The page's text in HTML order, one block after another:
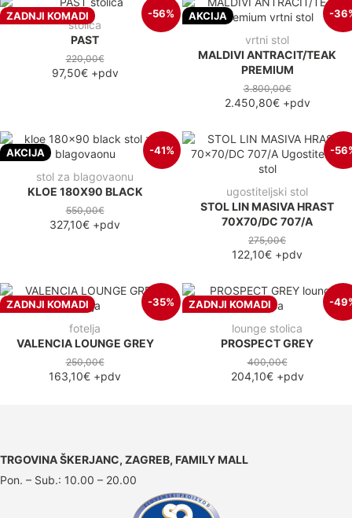
ZADNJI KOMADI -56%
stolica
PAST
220,00€
97,50€+pdv
AKCIJA -
vrtni stol
MALDIVI ANTRACIT/TEAK
PREMIUM
3.800,00€
2.450,80€+pdv
AKCIJA -41%
stol za blagovaonu
KLOE 180X90 BLACK
550,00€
327,10€ +pdv
-
ugostiteljski stol
STOL LIN MASIVA HRAST
70X70/DC 707/A
275,00€
122,10€ +pdv
ZADNJI KOMADI -35%
fotelja
VALENCIA LOUNGE GREY
250,00€
163,10€ +pdv
ZADNJI KOMADI -
lounge stolica
PROSPECT GREY
400,00€
204,10€+pdv
TRGOVINA ŠKERJANC, ZAGREB, FAMILY MALL
Pon. – Sub.: 10.00 – 20.00